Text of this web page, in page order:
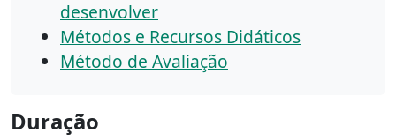
desenvolver
Métodos e Recursos Didáticos
Método de Avaliação
Duração